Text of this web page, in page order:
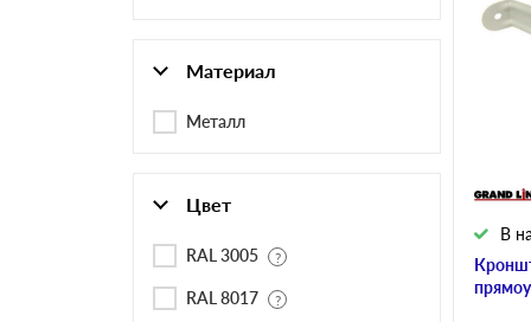
Шифер
Материал
Металл
Цвет
RAL 3005
RAL 8017
В